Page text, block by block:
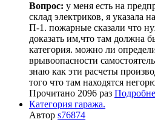
Вопрос: у меня есть на
склад электриков, я указала
П-1. пожарные сказали что
доказать им,что там должна
категория. можно ли
врывоопасности
знаю как эти расчеты
того что там находятся
Прочитано 2096 раз
Категория гаража.
Автор s76874